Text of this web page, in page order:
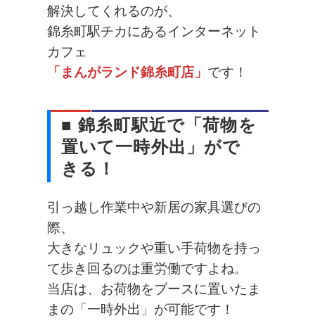
解決してくれるのが、
錦糸町駅チカにあるインターネット
カフェ
「まんがランド錦糸町店」 です！
■ 錦糸町駅近で「荷物を
置いて一時外出」がで
きる！
引っ越し作業中や新居の家具選びの
際、
大きなリュックや重い手荷物を持っ
て歩き回るのは重労働ですよね。
当店は、お荷物をブースに置いたま
まの「一時外出」が可能です！